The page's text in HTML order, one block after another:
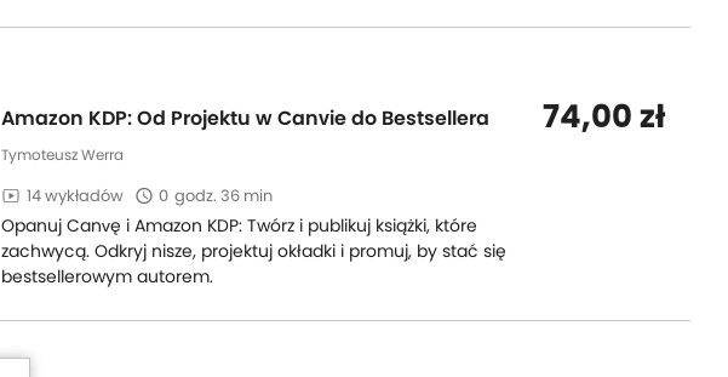
Amazon KDP: Od Projektu w Canvie do Bestsellera
Tymoteusz Werra
14 wykładów 0 godz. 36 min
Opanuj Canvę i Amazon KDP: Twórz i publikuj książki, które
zachwycą. Odkryj nisze, projektuj okładki i promuj, by stać się
bestsellerowym autorem.
74,00 zł